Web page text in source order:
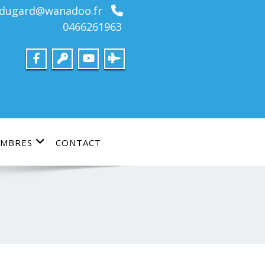
0466261963
CONTACT